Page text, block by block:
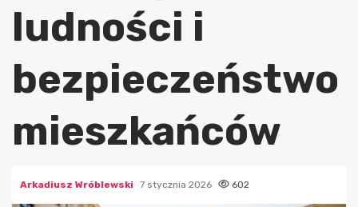
ludności i
bezpieczeństwo
mieszkańców
Arkadiusz Wróblewski 7 stycznia 2026 602